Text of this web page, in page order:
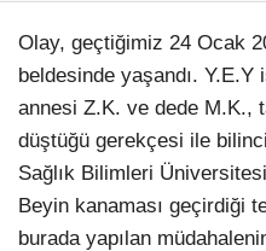
Olay, geçtiğimiz 24 Ocak
beldesinde yaşandı.
annesi Z.K. ve dede M.K.,
düştüğü gerekçesi ile
Sağlık Bilimleri
Beyin kanaması geçirdiği
burada yapılan